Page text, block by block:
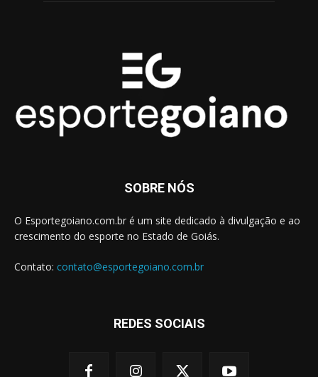
SOBRE NÓS
O Esportegoiano.com.br é um site dedicado à divulgação e ao
crescimento do esporte no Estado de Goiás.
Contato: contato@esportegoiano.com.br
REDES SOCIAIS